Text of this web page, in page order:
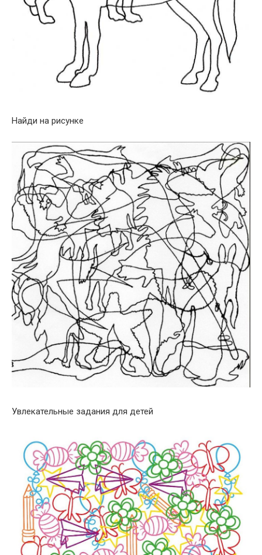
Найди на рисунке
Увлекательные задания для детей